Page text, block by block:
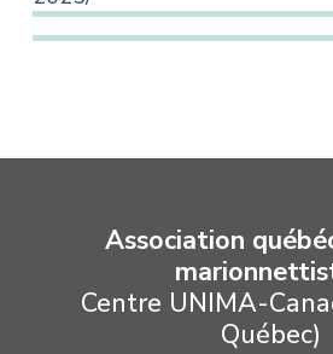
Association
Centre UNIMA-
Québec)